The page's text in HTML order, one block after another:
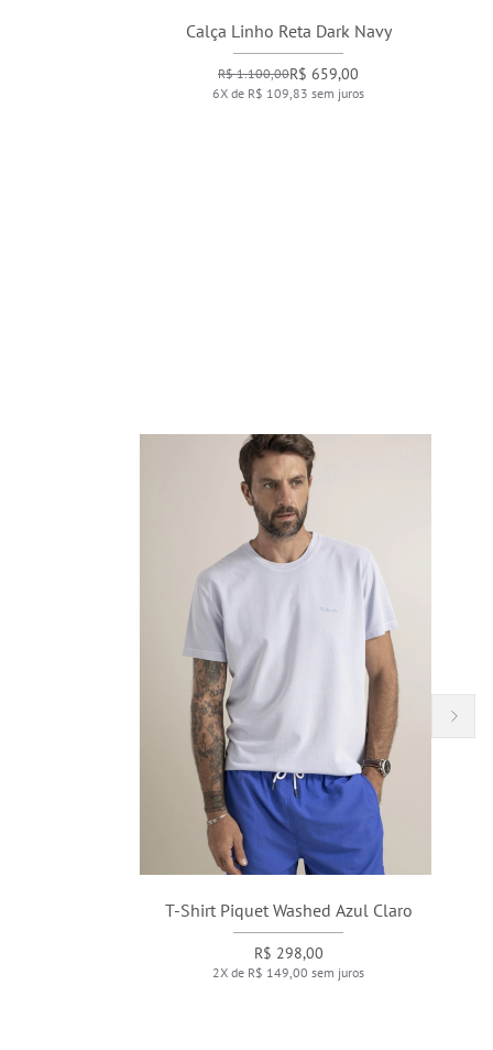
Calça Linho Reta Dark Navy
R$ 659,00
6X de R$ 109,83 sem juros
T-Shirt Piquet Washed Azul Claro
2X de R$ 149,00 sem juros